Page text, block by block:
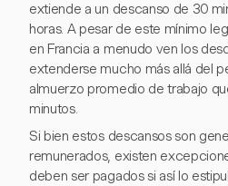
extiende a un descanso de 30
horas. A pesar de este mínimo
en Francia a menudo ven los
extenderse mucho más allá del
almuerzo promedio de trabajo
minutos.
Si bien estos descansos son
remunerados, existen
deben ser pagados si así lo